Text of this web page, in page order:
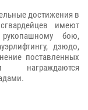
достижения в
имеют
бою,
дзюдо,
поставленных
награждаются